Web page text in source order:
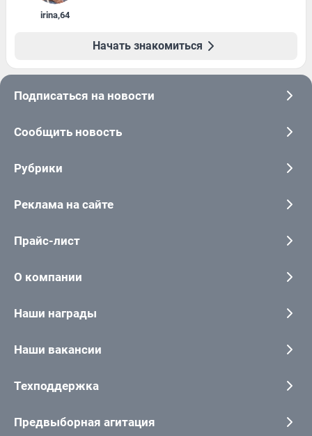
irina,64
Начать знакомиться
Подписаться на новости
Сообщить новость
Рубрики
Реклама на сайте
Прайс-лист
О компании
Наши награды
Наши вакансии
Техподдержка
Предвыборная агитация